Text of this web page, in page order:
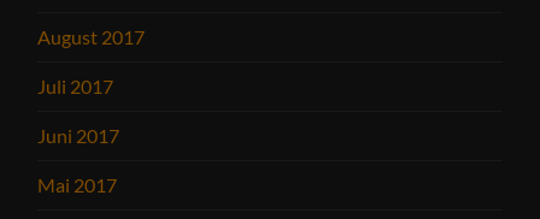
August 2017
Juli 2017
Juni 2017
Mai 2017